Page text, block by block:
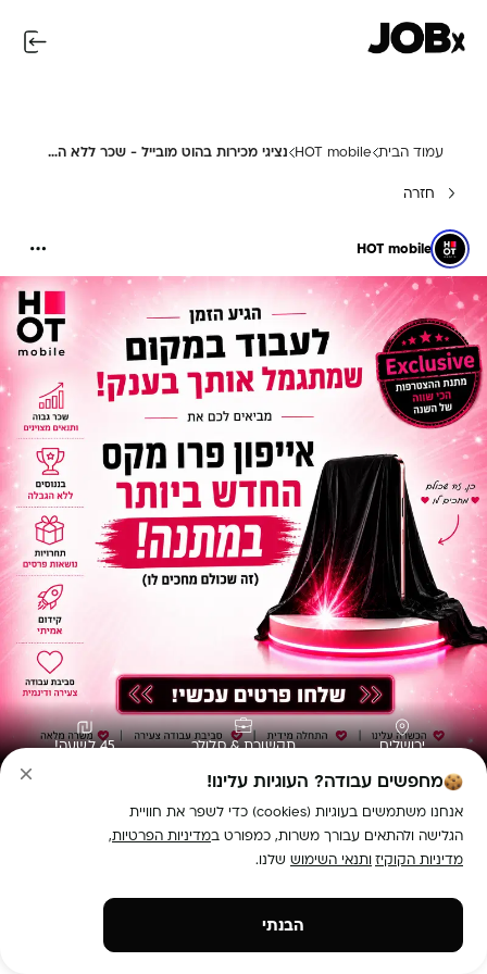
מחפשים עבודה? העוגיות עלינו!
אנחנו משתמשים בעוגיות (cookies) כדי לשפר את חוויית
הגלישה ולהתאים עבורך משרות, כמפורט במדיניות הפרטיות,
מדיניות הקוקיזותנאי השימוש שלנו.
הבנתי
עמוד הבית HOT mobile נציגי מכירות בהוט מובייל - שכר ללא הגבלה!!!
חזרה
HOT mobile
ירושלים תקשורת & סלולר 45 לשעה!
הגשת מועמדות
נציגי מכירות בהוט מובייל - שכר ללא הגבלה!!!